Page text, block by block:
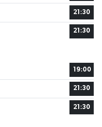
21:30
21:30
19:00
21:30
21:30